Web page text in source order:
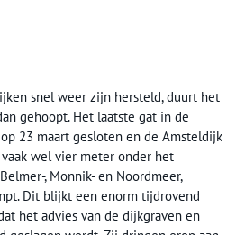
snel weer zijn hersteld, duurt het
gehoopt. Het laatste gat in de
23 maart gesloten en de Amsteldijk
wel vier meter onder het
, Monnik- en Noordmeer,
Dit blijkt een enorm tijdrovend
het advies van de dijkgraven en